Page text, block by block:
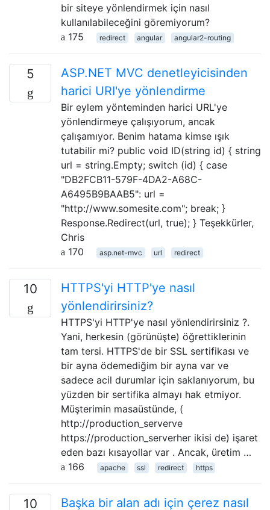
bir siteye yönlendirmek için nasıl
kullanılabileceğini göremiyorum?
175
redirect angular angular2-routing
5
ASP.NET MVC denetleyicisinden
harici URI'ye yönlendirme
Bir eylem yönteminden harici URL'ye
yönlendirmeye çalışıyorum, ancak
çalışamıyor. Benim hatama kimse ışık
tutabilir mi? public void ID(string id) { string
url = string.Empty; switch (id) { case
"DB2FCB11-579F-4DA2-A68C-
A6495B9BAAB5": url =
"http://www.somesite.com"; break; }
Response.Redirect(url, true); } Teşekkürler,
Chris
170
asp.net-mvc url redirect
10
HTTPS'yi HTTP'ye nasıl
yönlendirirsiniz?
HTTPS'yi HTTP'ye nasıl yönlendirirsiniz ?.
Yani, herkesin (görünüşte) öğrettiklerinin
tam tersi. HTTPS'de bir SSL sertifikası ve
bir ayna ödemediğim bir ayna var ve
sadece acil durumlar için saklanıyorum, bu
yüzden bir sertifika almayı hak etmiyor.
Müşterimin masaüstünde, (
http://production_serverve
https://production_serverher ikisi de) işaret
eden bazı kısayollar var . Ancak, üretim …
166
apache ssl redirect https
10
Başka bir alan adı için çerez nasıl